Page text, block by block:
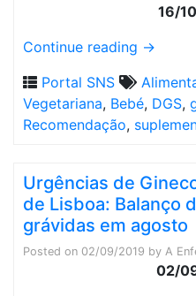
16/
Continue reading →
Portal SNS
Vegetariana, Bebé, DGS,
Recomendação,
Urgências de
de Lisboa: Balanço
grávidas em agosto
Posted on 02/09/2019 by A
02/